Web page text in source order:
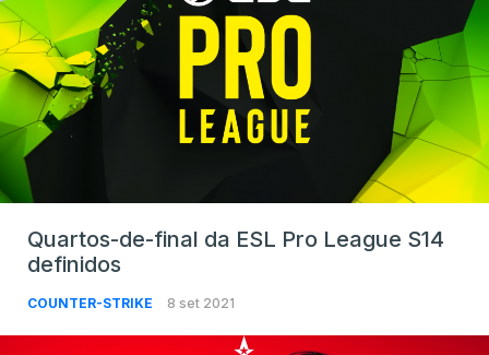
Quartos-de-final da ESL Pro League S14
definidos
COUNTER-STRIKE 8 set 2021